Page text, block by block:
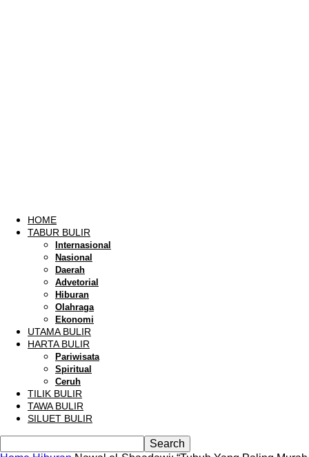
HOME
TABUR BULIR
Internasional
Nasional
Daerah
Advetorial
Hiburan
Olahraga
Ekonomi
UTAMA BULIR
HARTA BULIR
Pariwisata
Spiritual
Ceruh
TILIK BULIR
TAWA BULIR
SILUET BULIR